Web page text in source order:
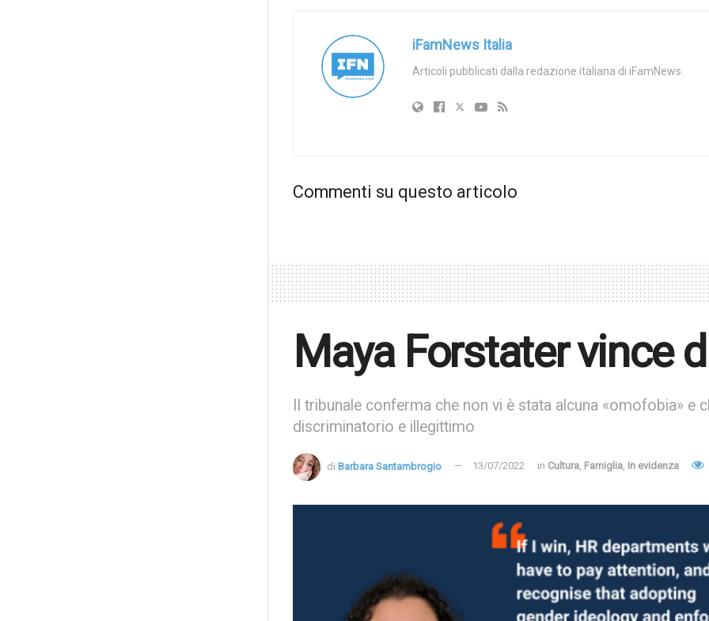
iFamNews Italia
Articoli pubblicati dalla redazione italiana di iFamNews.
Commenti su questo articolo
Maya Forstater vince
Il tribunale conferma che non vi è stata alcuna «omofobia» e
discriminatorio e illegittimo
di Barbara Santambrogio 13/07/2022 in Cultura, Famiglia, In evidenza